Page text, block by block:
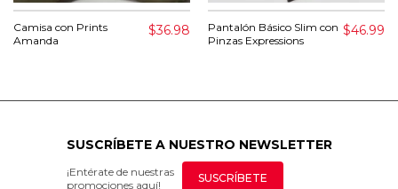
Camisa con Prints
Amanda
$36.98
Pantalón Básico Slim con
Pinzas Expressions
$46.99
SUSCRÍBETE A NUESTRO NEWSLETTER
¡Entérate de nuestras
promociones aquí!
SUSCRÍBETE